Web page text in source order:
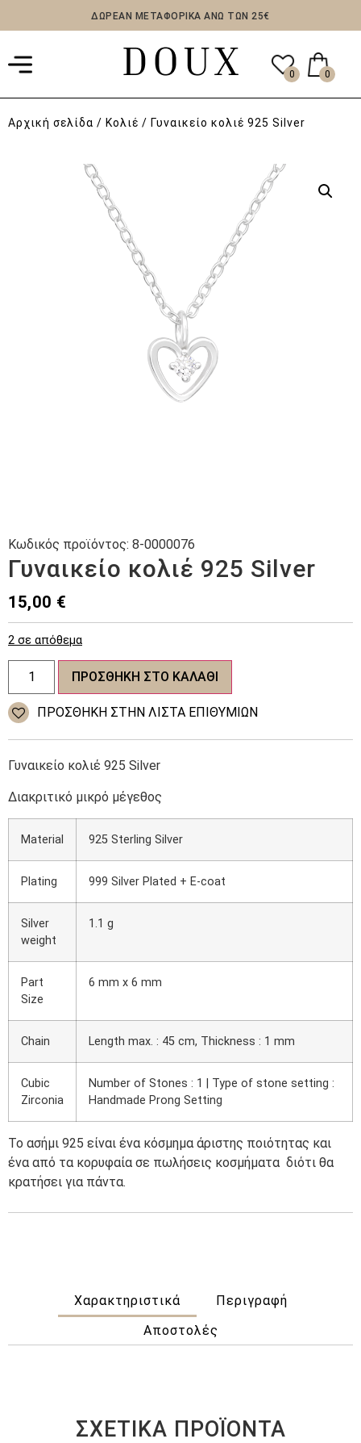
ΔΩΡΕΑΝ ΜΕΤΑΦΟΡΙΚΑ ΑΝΩ ΤΩΝ 25€
0 0
Αρχική σελίδα / Κολιέ / Γυναικείο κολιέ 925 Silver
Γυναικείο κολιέ 925 Silver
15,00 €
Γυναικείο κολιέ 925 Silver
Διακριτικό μικρό μέγεθος
Material 925 Sterling Silver
Plating 999 Silver Plated + E-coat
Silver
weight
1.1 g
Part
Size
6 mm x 6 mm
Chain Length max. : 45 cm, Thickness : 1 mm
Cubic
Zirconia
Number of Stones : 1 | Type of stone setting :
Handmade Prong Setting
Το ασήμι 925 είναι ένα κόσμημα άριστης ποιότητας και
ένα από τα κορυφαία σε πωλήσεις κοσμήματα διότι θα
κρατήσει για πάντα.
2 σε απόθεμα
Γυναικείο
κολιέ
925
Silver
ποσότητα
ΠΡΟΣΘΉΚΗ ΣΤΟ ΚΑΛΆΘΙ
ΠΡΌΣΘΉΚΗ ΣΤΗΝ ΛΊΣΤΑ ΕΠΙΘΥΜΙΏΝ
Κωδικός προϊόντος: 8-0000076
Χαρακτηριστικά
Περιγραφή
Αποστολές
ΣΧΕΤΙΚΆ ΠΡΟΪΌΝΤΑ